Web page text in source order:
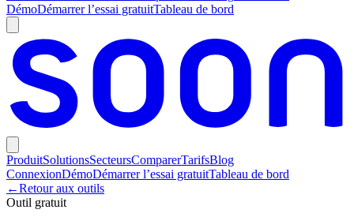
DémoDémarrer l’essai gratuitTableau de bord
ProduitSolutionsSecteursComparerTarifsBlog
ConnexionDémoDémarrer l’essai gratuitTableau de bord
←Retour aux outils
Outil gratuit